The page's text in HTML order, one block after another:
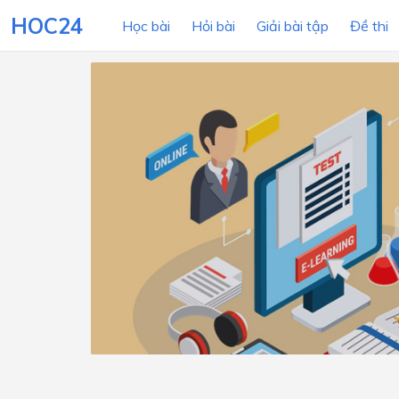
HOC24 Học bài Hỏi bài Giải bài tập Đề thi
LỚP HỌC
Lớp 12
Lớp 8
Lớp 7